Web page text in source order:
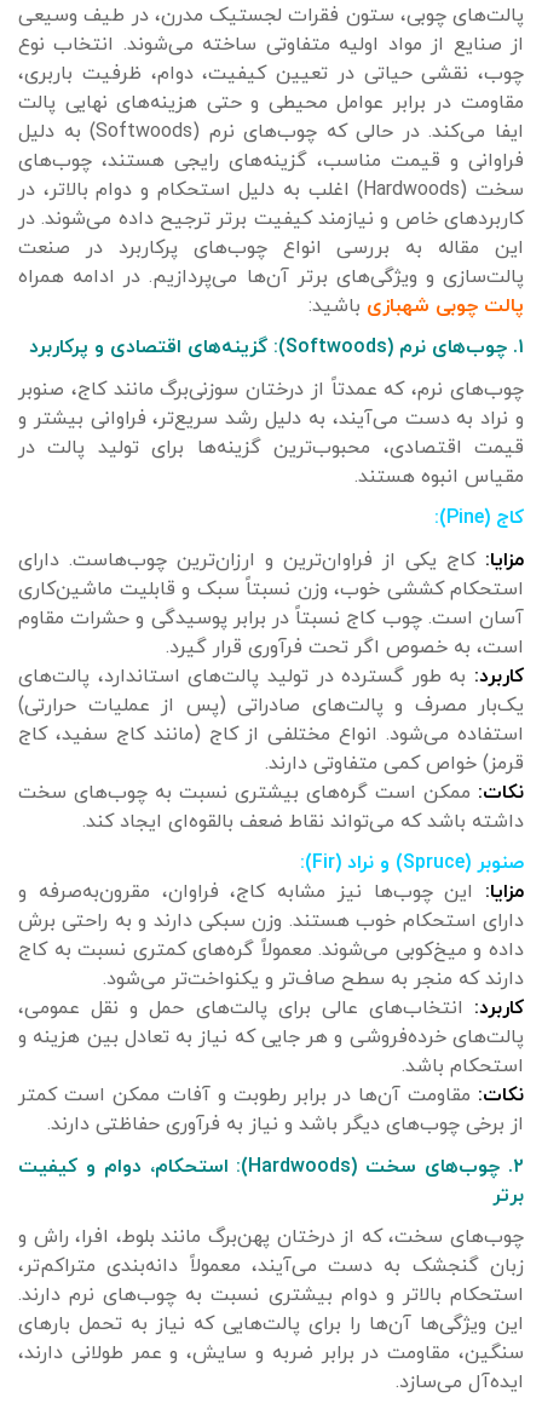
پالت‌های چوبی، ستون فقرات لجستیک مدرن، در طیف وسیعی
از صنایع از مواد اولیه متفاوتی ساخته می‌شوند. انتخاب نوع
چوب، نقشی حیاتی در تعیین کیفیت، دوام، ظرفیت باربری،
مقاومت در برابر عوامل محیطی و حتی هزینه‌های نهایی پالت
ایفا می‌کند. در حالی که چوب‌های نرم (Softwoods) به دلیل
فراوانی و قیمت مناسب، گزینه‌های رایجی هستند، چوب‌های
سخت (Hardwoods) اغلب به دلیل استحکام و دوام بالاتر، در
کاربردهای خاص و نیازمند کیفیت برتر ترجیح داده می‌شوند. در
این مقاله به بررسی انواع چوب‌های پرکاربرد در صنعت
پالت‌سازی و ویژگی‌های برتر آن‌ها می‌پردازیم. در ادامه همراه
پالت چوبی شهبازی باشید:
۱. چوب‌های نرم (Softwoods): گزینه‌های اقتصادی و پرکاربرد
چوب‌های نرم، که عمدتاً از درختان سوزنی‌برگ مانند کاج، صنوبر
و نراد به دست می‌آیند، به دلیل رشد سریع‌تر، فراوانی بیشتر و
قیمت اقتصادی، محبوب‌ترین گزینه‌ها برای تولید پالت در
مقیاس انبوه هستند.
کاج (Pine):
مزایا: کاج یکی از فراوان‌ترین و ارزان‌ترین چوب‌هاست. دارای
استحکام کششی خوب، وزن نسبتاً سبک و قابلیت ماشین‌کاری
آسان است. چوب کاج نسبتاً در برابر پوسیدگی و حشرات مقاوم
است، به خصوص اگر تحت فرآوری قرار گیرد.
کاربرد: به طور گسترده در تولید پالت‌های استاندارد، پالت‌های
یک‌بار مصرف و پالت‌های صادراتی (پس از عملیات حرارتی)
استفاده می‌شود. انواع مختلفی از کاج (مانند کاج سفید، کاج
قرمز) خواص کمی متفاوتی دارند.
نکات: ممکن است گره‌های بیشتری نسبت به چوب‌های سخت
داشته باشد که می‌تواند نقاط ضعف بالقوه‌ای ایجاد کند.
صنوبر (Spruce) و نراد (Fir):
مزایا: این چوب‌ها نیز مشابه کاج، فراوان، مقرون‌به‌صرفه و
دارای استحکام خوب هستند. وزن سبکی دارند و به راحتی برش
داده و میخ‌کوبی می‌شوند. معمولاً گره‌های کمتری نسبت به کاج
دارند که منجر به سطح صاف‌تر و یکنواخت‌تر می‌شود.
کاربرد: انتخاب‌های عالی برای پالت‌های حمل و نقل عمومی،
پالت‌های خرده‌فروشی و هر جایی که نیاز به تعادل بین هزینه و
استحکام باشد.
نکات: مقاومت آن‌ها در برابر رطوبت و آفات ممکن است کمتر
از برخی چوب‌های دیگر باشد و نیاز به فرآوری حفاظتی دارند.
۲. چوب‌های سخت (Hardwoods): استحکام، دوام و کیفیت
برتر
چوب‌های سخت، که از درختان پهن‌برگ مانند بلوط، افرا، راش و
زبان گنجشک به دست می‌آیند، معمولاً دانه‌بندی متراکم‌تر،
استحکام بالاتر و دوام بیشتری نسبت به چوب‌های نرم دارند.
این ویژگی‌ها آن‌ها را برای پالت‌هایی که نیاز به تحمل بارهای
سنگین، مقاومت در برابر ضربه و سایش، و عمر طولانی دارند،
ایده‌آل می‌سازد.